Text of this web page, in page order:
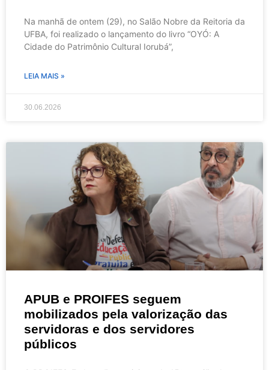
Na manhã de ontem (29), no Salão Nobre da Reitoria da
UFBA, foi realizado o lançamento do livro “OYÓ: A
Cidade do Patrimônio Cultural Iorubá”,
LEIA MAIS »
30.06.2026
APUB e PROIFES seguem
mobilizados pela valorização das
servidoras e dos servidores
públicos